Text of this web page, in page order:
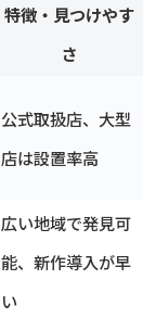
特徴・見つけやす
さ
公式取扱店、大型
店は設置率高
広い地域で発見可
能、新作導入が早
い